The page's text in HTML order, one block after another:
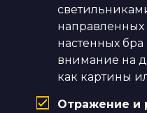
настенных
внимание на
как картины
Отражение и